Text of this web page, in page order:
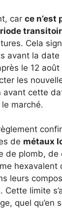
car ce n’est
Cela
avant la date
le 12 août
les
avant cette
marché.
de métaux
de plomb, de
hexavalent
leurs
Cette limite
quel qu’en